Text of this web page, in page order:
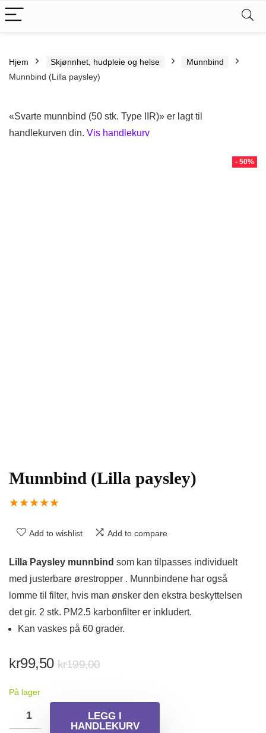
Hjem Skjønnhet, hudpleie og helse
Munnbind
Munnbind (Lilla paysley)
«Svarte munnbind (50 stk. Type IIR)» er lagt til
handlekurven din. Vis handlekurv
- 50%
Munnbind (Lilla paysley)
★★★★★
Add to wishlist Add to compare
Lilla Paysley munnbind som kan tilpasses individuelt
med justerbare ørestropper . Munnbindene har også
lomme til filter, hvis man ønsker den ekstra beskyttelsen
det gir. 2 stk. PM2.5 karbonfilter er inkludert.
Kan vaskes på 60 grader.
kr199,00Opprinnelig
kr199,00.
kr99,50
Nåværende
kr99,50.
På lager
LEGG I
HANDLEKURV